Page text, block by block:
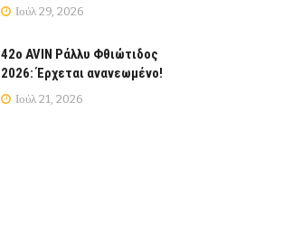
Ιούλ 29, 2026
42ο AVIN Ράλλυ Φθιώτιδος
2026: Έρχεται ανανεωμένο!
Ιούλ 21, 2026